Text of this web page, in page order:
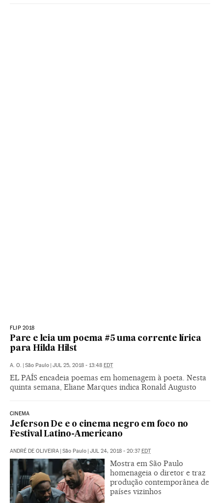
FLIP 2018
Pare e leia um poema #5 uma corrente lírica
para Hilda Hilst
A. O. | São Paulo | JUL 25, 2018 - 13:48 EDT
EL PAÍS encadeia poemas em homenagem à poeta. Nesta
quinta semana, Eliane Marques indica Ronald Augusto
CINEMA
Jeferson De e o cinema negro em foco no
Festival Latino-Americano
ANDRÉ DE OLIVEIRA | São Paulo | JUL 24, 2018 - 20:37EDT
Mostra em São Paulo
homenageia o diretor e traz
produção contemporânea de
países vizinhos